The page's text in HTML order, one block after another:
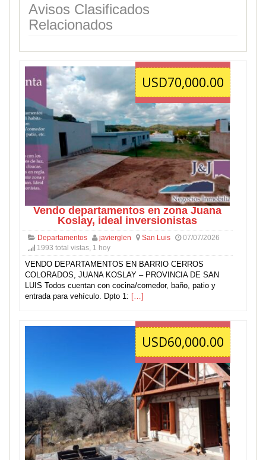
Avisos Clasificados
Relacionados
USD70,000.00
Vendo departamentos en zona Juana
Koslay, ideal inversionistas
Departamentos javierglen San Luis
07/07/2026
1993 total vistas, 1 hoy
VENDO DEPARTAMENTOS EN BARRIO CERROS
COLORADOS, JUANA KOSLAY – PROVINCIA DE SAN
LUIS Todos cuentan con cocina/comedor, baño, patio y
entrada para vehículo. Dpto 1: […]
USD60,000.00